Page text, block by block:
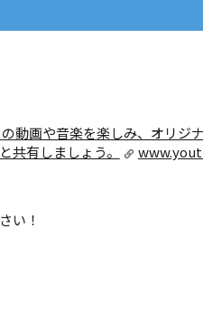
動画や音楽を楽しみ、オリジ
共有しましょう。
い！